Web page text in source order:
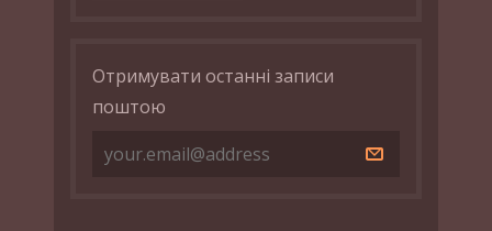
Отримувати останні записи
поштою